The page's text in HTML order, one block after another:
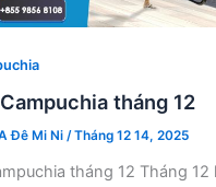
tháng 12
Đê Mi Ni/Tháng 12 14, 2025
tháng 12 Tháng 12